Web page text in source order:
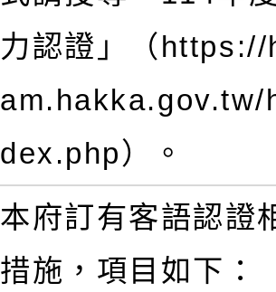
力認證」（
dex.php）。
本府訂有客語認證
措施，項目如下：